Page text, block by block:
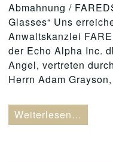
Abmahnung /
Glasses“ Uns
Anwaltskanzlei
der Echo Alpha Inc.
Angel, vertreten
Herrn Adam
Weiterlesen…